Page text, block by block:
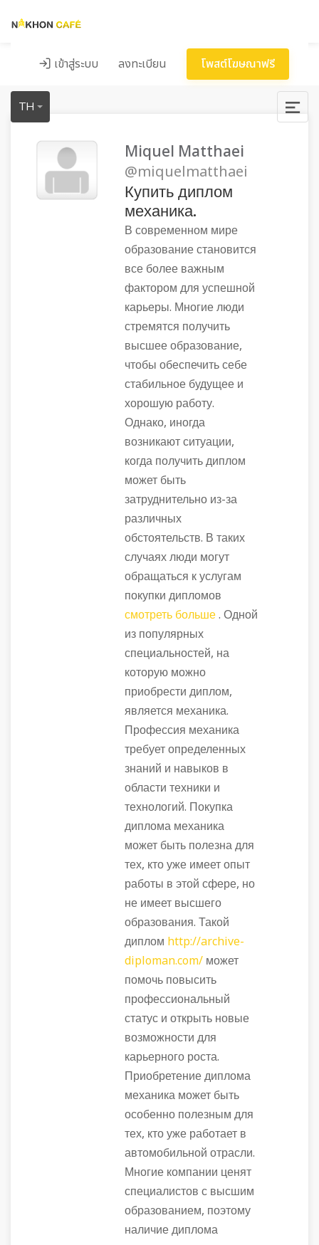
เข้าสู่ระบบ ลงทะเบียน โพสต์โฆษณาฟรี
TH
Miquel Matthaei
@miquelmatthaei
Купить диплом
механика.
В современном мире
образование становится
все более важным
фактором для успешной
карьеры. Многие люди
стремятся получить
высшее образование,
чтобы обеспечить себе
стабильное будущее и
хорошую работу.
Однако, иногда
возникают ситуации,
когда получить диплом
может быть
затруднительно из-за
различных
обстоятельств. В таких
случаях люди могут
обращаться к услугам
покупки дипломов
смотреть больше. Одной
из популярных
специальностей, на
которую можно
приобрести диплом,
является механика.
Профессия механика
требует определенных
знаний и навыков в
области техники и
технологий. Покупка
диплома механика
может быть полезна для
тех, кто уже имеет опыт
работы в этой сфере, но
не имеет высшего
образования. Такой
диплом http://archive-
diploman.com/ может
помочь повысить
профессиональный
статус и открыть новые
возможности для
карьерного роста.
Приобретение диплома
механика может быть
особенно полезным для
тех, кто уже работает в
автомобильной отрасли.
Многие компании ценят
специалистов с высшим
образованием, поэтому
наличие диплома